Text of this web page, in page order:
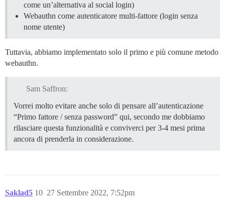
come un’alternativa al social login)
Webauthn come autenticatore multi-fattore (login senza
nome utente)
Tuttavia, abbiamo implementato solo il primo e più comune metodo
webauthn.
Sam Saffron:
Vorrei molto evitare anche solo di pensare all’autenticazione
“Primo fattore / senza password” qui, secondo me dobbiamo
rilasciare questa funzionalità e conviverci per 3-4 mesi prima
ancora di prenderla in considerazione.
Saklad5 27 Settembre 2022, 7:52pm
10